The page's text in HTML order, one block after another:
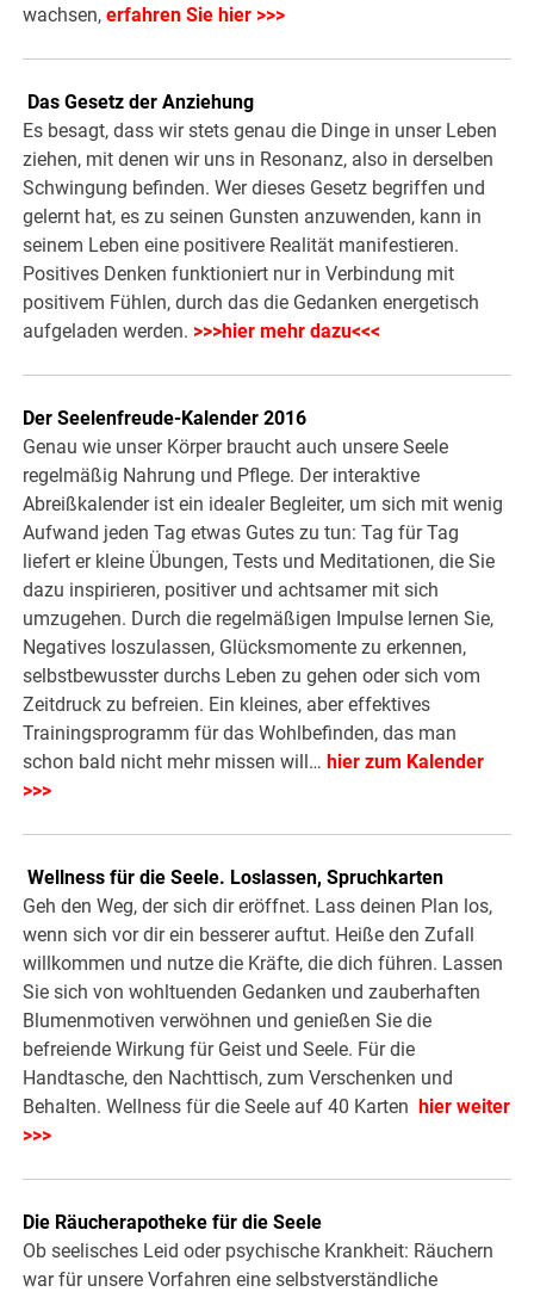
wachsen,erfahren Sie hier >>>
Das Gesetz der Anziehung
Es besagt, dass wir stets genau die Dinge in unser Leben
ziehen, mit denen wir uns in Resonanz, also in derselben
Schwingung befinden. Wer dieses Gesetz begriffen und
gelernt hat, es zu seinen Gunsten anzuwenden, kann in
seinem Leben eine positivere Realität manifestieren.
Positives Denken funktioniert nur in Verbindung mit
positivem Fühlen, durch das die Gedanken energetisch
aufgeladen werden. >>>hier mehr dazu<<<
Der Seelenfreude-Kalender 2016
Genau wie unser Körper braucht auch unsere Seele
regelmäßig Nahrung und Pflege. Der interaktive
Abreißkalender ist ein idealer Begleiter, um sich mit wenig
Aufwand jeden Tag etwas Gutes zu tun: Tag für Tag
liefert er kleine Übungen, Tests und Meditationen, die Sie
dazu inspirieren, positiver und achtsamer mit sich
umzugehen. Durch die regelmäßigen Impulse lernen Sie,
Negatives loszulassen, Glücksmomente zu erkennen,
selbstbewusster durchs Leben zu gehen oder sich vom
Zeitdruck zu befreien. Ein kleines, aber effektives
Trainingsprogramm für das Wohlbefinden, das man
schon bald nicht mehr missen will… hier zum Kalender
>>>
.Wellness für die Seele. Loslassen, Spruchkarten
Geh den Weg, der sich dir eröffnet. Lass deinen Plan los,
wenn sich vor dir ein besserer auftut. Heiße den Zufall
willkommen und nutze die Kräfte, die dich führen. Lassen
Sie sich von wohltuenden Gedanken und zauberhaften
Blumenmotiven verwöhnen und genießen Sie die
befreiende Wirkung für Geist und Seele. Für die
Handtasche, den Nachttisch, zum Verschenken und
Behalten. Wellness für die Seele auf 40 Karten
hier weiter
>>>
Die Räucherapotheke für die Seele
Ob seelisches Leid oder psychische Krankheit: Räuchern
war für unsere Vorfahren eine selbstverständliche